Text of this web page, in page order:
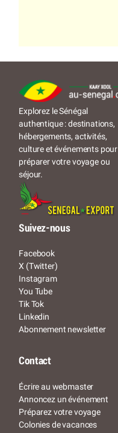
Explorez le Sénégal
authentique : destinations,
hébergements, activités,
culture et événements pour
préparer votre voyage ou
séjour.
Suivez-nous
Facebook
X (Twitter)
Instagram
You Tube
Tik Tok
Linkedin
Abonnement newsletter
Contact
Écrire au webmaster
Annoncez un événement
Préparez votre voyage
Colonies de vacances